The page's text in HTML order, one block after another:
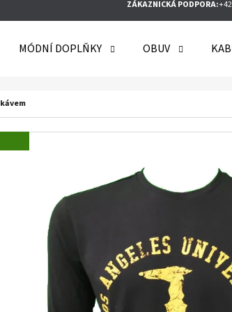
ZÁKAZNICKÁ PODPORA:
MÓDNÍ DOPLŇKY OBUV